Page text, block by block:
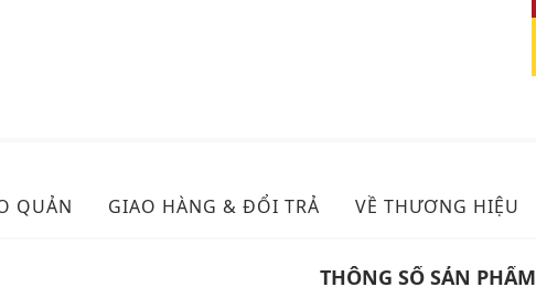
QUẢN GIAO HÀNG & ĐỔI TRẢ VỀ THƯƠNG HIỆU
THÔNG SỐ SẢN PHẨM